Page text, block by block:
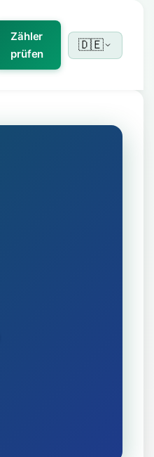
Zähler
prüfen
🇩🇪